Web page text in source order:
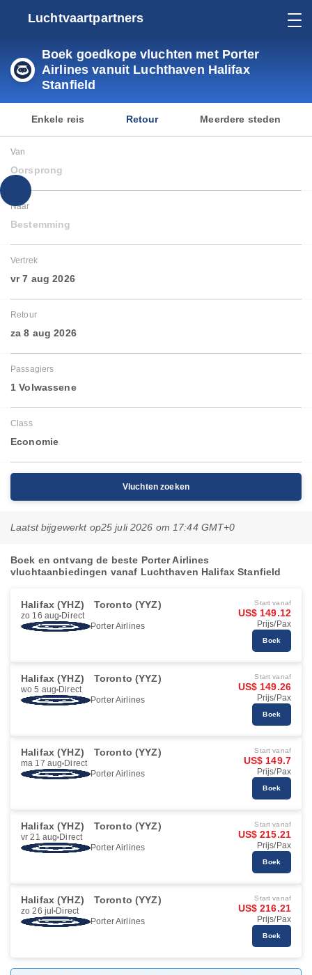
Luchtvaartpartners
Boek goedkope vluchten met Porter
Airlines vanuit Luchthaven Halifax
Stanfield
Enkele reis Retour Meerdere steden
Van
Oorsprong
Naar
Bestemming
Vertrek
vr 7 aug 2026
Retour
za 8 aug 2026
Passagiers
1 Volwassene
Class
Economie
Vluchten zoeken
Laatst bijgewerkt op25 juli 2026 om 17:44 GMT+0
Boek en ontvang de beste Porter Airlines
vluchtaanbiedingen vanaf Luchthaven Halifax Stanfield
Halifax (YHZ) Toronto (YYZ)
zo 16 aug Direct
Porter Airlines
Start vanaf
US$ 149.12
Prijs/Pax
Boek
Halifax (YHZ) Toronto (YYZ)
wo 5 aug Direct
Porter Airlines
Start vanaf
US$ 149.26
Prijs/Pax
Boek
Halifax (YHZ) Toronto (YYZ)
ma 17 aug Direct
Porter Airlines
Start vanaf
US$ 149.7
Prijs/Pax
Boek
Halifax (YHZ) Toronto (YYZ)
vr 21 aug Direct
Porter Airlines
Start vanaf
US$ 215.21
Prijs/Pax
Boek
Halifax (YHZ) Toronto (YYZ)
zo 26 jul Direct
Porter Airlines
Start vanaf
US$ 216.21
Prijs/Pax
Boek